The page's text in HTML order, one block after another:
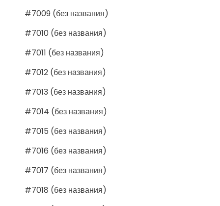
#7009 (без названия)
#7010 (без названия)
#7011 (без названия)
#7012 (без названия)
#7013 (без названия)
#7014 (без названия)
#7015 (без названия)
#7016 (без названия)
#7017 (без названия)
#7018 (без названия)